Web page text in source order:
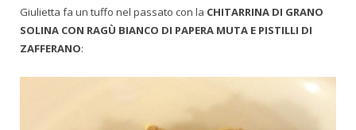
Giulietta fa un tuffo nel passato con la CHITARRINA DI GRANO
SOLINA CON RAGÙ BIANCO DI PAPERA MUTA E PISTILLI DI
ZAFFERANO: